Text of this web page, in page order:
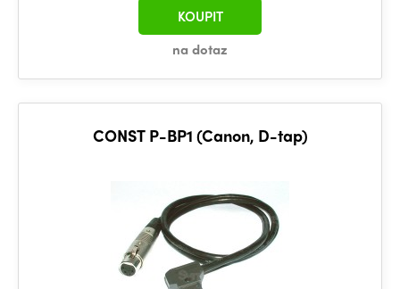
na dotaz
KOUPIT
CONST P-BP1 (Canon, D-tap)